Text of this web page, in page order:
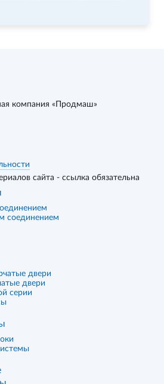
компания «Продмаш»
сайта - ссылка обязательна
соединением
двери
двери
серии